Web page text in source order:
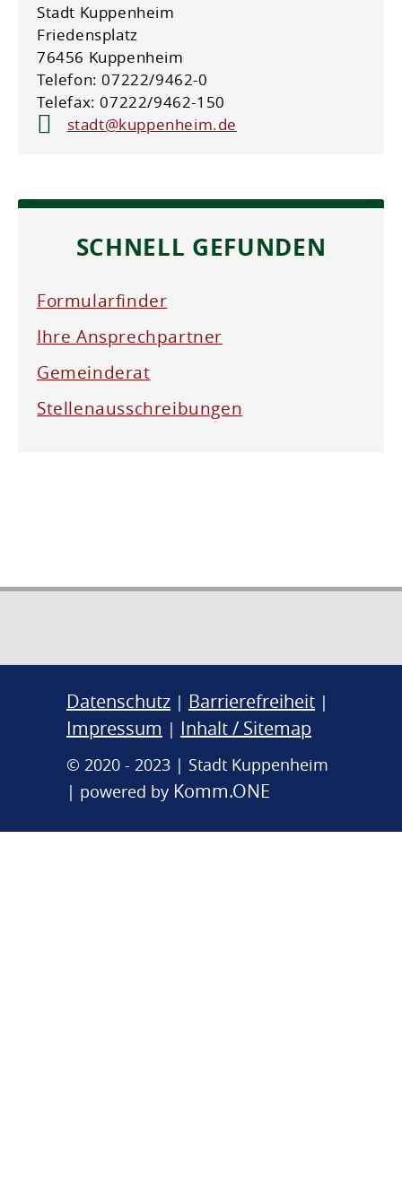
Stadt Kuppenheim
Friedensplatz
76456 Kuppenheim
Telefon: 07222/9462-0
Telefax: 07222/9462-150
stadt@kuppenheim.de
SCHNELL GEFUNDEN
Formularfinder
Ihre Ansprechpartner
Gemeinderat
Stellenausschreibungen
Datenschutz | Barrierefreiheit |
Impressum | Inhalt / Sitemap
© 2020 - 2023 | Stadt Kuppenheim
| powered by Komm.ONE